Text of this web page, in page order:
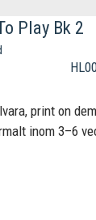
Play Bk 2
print on
inom 3–6